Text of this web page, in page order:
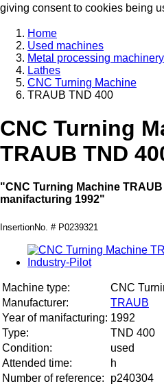
giving consent to cookies being
Home
Used machines
Metal processing machinery
Lathes
CNC Turning Machine
TRAUB TND 400
CNC Turning
TRAUB TND
"CNC Turning Machine TRAUB
manifacturing 1992"
InsertionNo. # P0239321
Machine type:
CNC
Manufacturer:
TRAUB
Year of manifacturing: 1992
Type:
TND 400
Condition:
used
Attended time:
h
Number of reference:
p240304